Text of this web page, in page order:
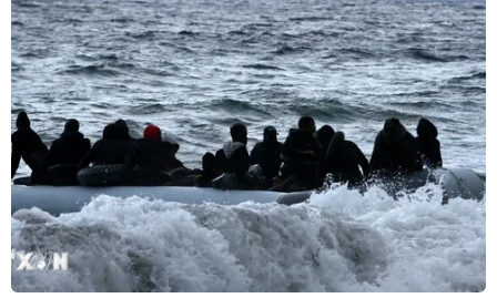
Xuất khẩu dệt may 7 tháng đạt trên
27 tỷ USD, duy trì đà tăng trưởng
09/08/2026 08:25
Hà Nội xác minh cửa hàng xăng dầu
còn hơn 5.400 lít xăng nhưng báo hết
09/08/2026 06:32